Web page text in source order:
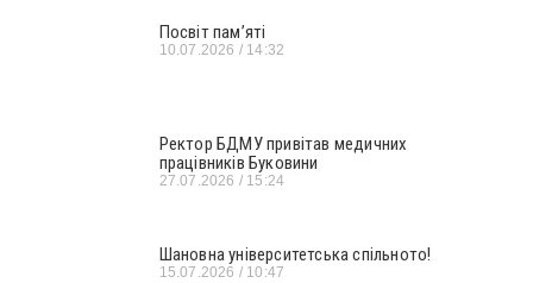
Посвіт пам’яті
10.07.2026 14:32
Ректор БДМУ привітав медичних
працівників Буковини
27.07.2026 15:24
Шановна університетська спільното!
15.07.2026 10:47